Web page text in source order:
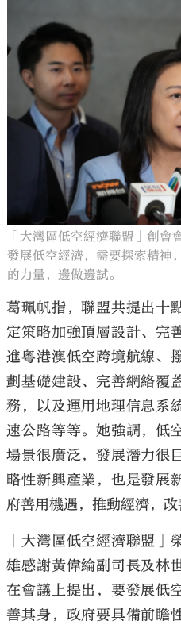
「大灣區低空經濟聯盟」創會
發展低空經濟，需要探索精神
的力量，邊做邊試。
葛珮帆指，聯盟共提出十
定策略加強頂層設計、完
進粵港澳低空跨境航線、
劃基礎建設、完善網絡覆
務，以及運用地理信息系
速公路等等。她強調，低
場景很廣泛，發展潛力很
略性新興產業，也是發展
府善用機遇，推動經濟，改
「大灣區低空經濟聯盟
雄感謝黃偉綸副司長及林
在會議上提出，要發展低
善其身，政府要具備前瞻